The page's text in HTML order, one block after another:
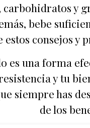
y
bebe
estos consejos
es una forma
y tu
siempre has
de los